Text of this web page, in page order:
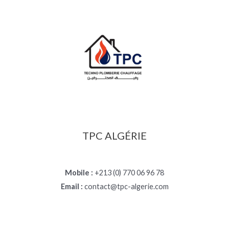
TPC ALGÉRIE
Mobile : +213 (0) 770 06 96 78
Email : contact@tpc-algerie.com